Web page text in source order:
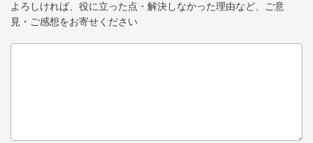
よろしければ、役に立った点・解決しなかった理由など、ご意
見・ご感想をお寄せください